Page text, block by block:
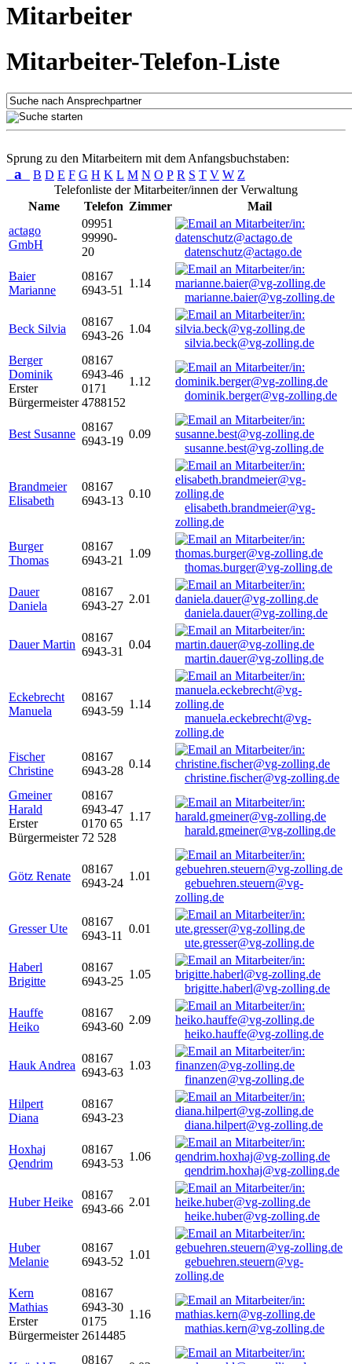
Mitarbeiter
Mitarbeiter-Telefon-Liste
Sprung zu den Mitarbeitern mit dem Anfangsbuchstaben:
a B D E F G H K L M N O P R S T V W Z
Telefonliste der Mitarbeiter/innen der Verwaltung
Name
Telefon Zimmer
Mail
actago
GmbH
09951
99990-
20
datenschutz@actago.de
Baier
Marianne
08167
6943-51
1.14
marianne.baier@vg-zolling.de
Beck Silvia
08167
6943-26
1.04
silvia.beck@vg-zolling.de
Berger
Dominik
Erster
Bürgermeister
08167
6943-46
0171
4788152
1.12
dominik.berger@vg-zolling.de
Best Susanne
08167
6943-19
0.09
susanne.best@vg-zolling.de
Brandmeier
Elisabeth
08167
6943-13
0.10
elisabeth.brandmeier@vg-
zolling.de
Burger
Thomas
08167
6943-21
1.09
thomas.burger@vg-zolling.de
Dauer
Daniela
08167
6943-27
2.01
daniela.dauer@vg-zolling.de
Dauer Martin
08167
6943-31
0.04
martin.dauer@vg-zolling.de
Eckebrecht
Manuela
08167
6943-59
1.14
manuela.eckebrecht@vg-
zolling.de
Fischer
Christine
08167
6943-28
0.14
christine.fischer@vg-zolling.de
Gmeiner
Harald
Erster
Bürgermeister
08167
6943-47
0170 65
72 528
1.17
harald.gmeiner@vg-zolling.de
Götz Renate
08167
6943-24
1.01
gebuehren.steuern@vg-
zolling.de
Gresser Ute
08167
6943-11
0.01
ute.gresser@vg-zolling.de
Haberl
Brigitte
08167
6943-25
1.05
brigitte.haberl@vg-zolling.de
Hauffe
Heiko
08167
6943-60
2.09
heiko.hauffe@vg-zolling.de
Hauk Andrea
08167
6943-63
1.03
finanzen@vg-zolling.de
Hilpert
Diana
08167
6943-23
diana.hilpert@vg-zolling.de
Hoxhaj
Qendrim
08167
6943-53
1.06
qendrim.hoxhaj@vg-zolling.de
Huber Heike
08167
6943-66
2.01
heike.huber@vg-zolling.de
Huber
Melanie
08167
6943-52
1.01
gebuehren.steuern@vg-
zolling.de
Kern
Mathias
Erster
Bürgermeister
08167
6943-30
0175
2614485
1.16
mathias.kern@vg-zolling.de
08167